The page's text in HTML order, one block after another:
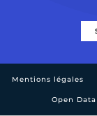
Mentions légales
Open Data